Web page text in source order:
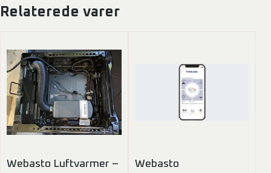
Relaterede varer
Webasto Luftvarmer –
Webasto